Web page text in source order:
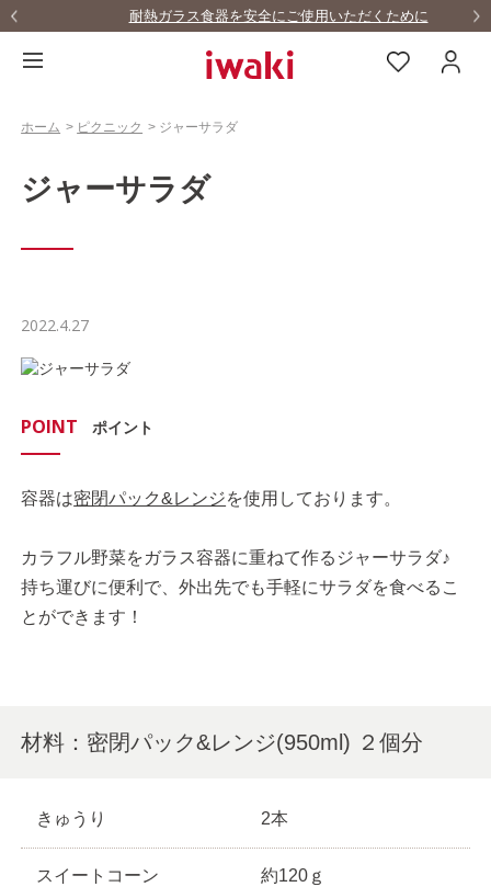
耐熱ガラス食器を安全にご使用いただくために
ホーム > ピクニック > ジャーサラダ
ジャーサラダ
2022.4.27
POINT ポイント
容器は密閉パック&レンジを使用しております。
カラフル野菜をガラス容器に重ねて作るジャーサラダ♪
持ち運びに便利で、外出先でも手軽にサラダを食べるこ
とができます！
材料：密閉パック&レンジ(950ml) ２個分
きゅうり 2本
スイートコーン 約120ｇ